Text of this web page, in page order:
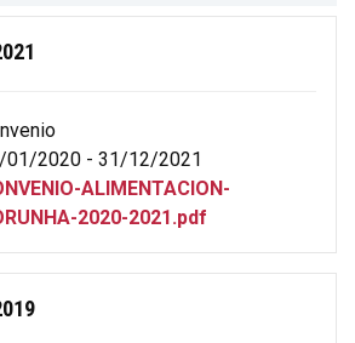
01/2020 - 31/12/2021
ALIMENTACION-
2020-2021.pdf